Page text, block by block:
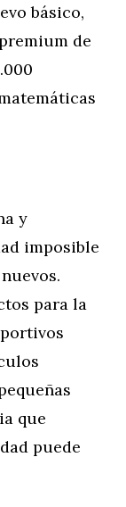
básico,
de
y
imposible
para la
que
puede